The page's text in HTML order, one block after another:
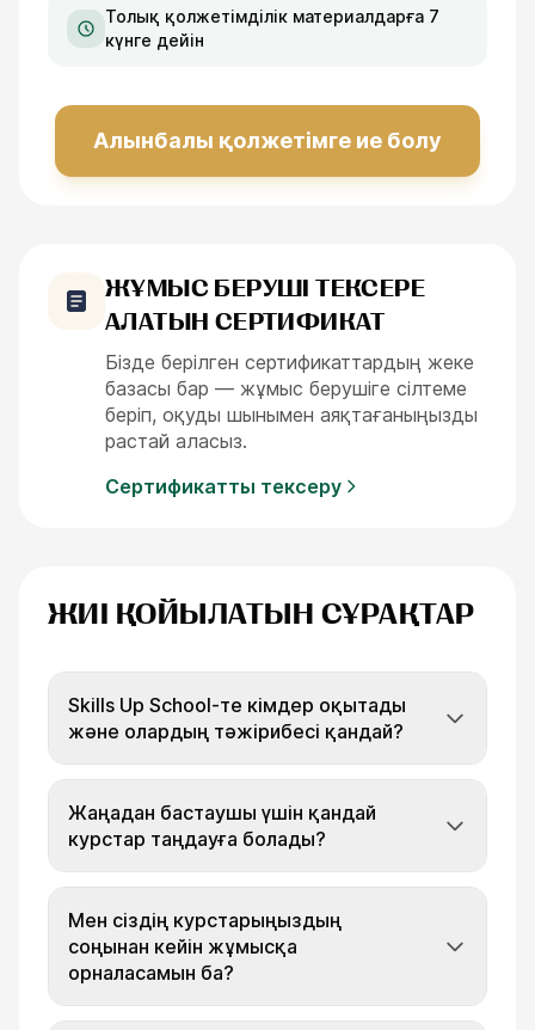
Толық қолжетімділік материалдарға 7
күнге дейін
Алынбалы қолжетімге ие болу
ЖҰМЫС БЕРУШІ ТЕКСЕРЕ
АЛАТЫН СЕРТИФИКАТ
Бізде берілген сертификаттардың жеке
базасы бар — жұмыс берушіге сілтеме
беріп, оқуды шынымен аяқтағаныңызды
растай аласыз.
Сертификатты тексеру
ЖИІ ҚОЙЫЛАТЫН СҰРАҚТАР
Skills Up School-те кімдер оқытады
және олардың тәжірибесі қандай?
Жаңадан бастаушы үшін қандай
курстар таңдауға болады?
Мен сіздің курстарыңыздың
соңынан кейін жұмысқа
орналасамын ба?